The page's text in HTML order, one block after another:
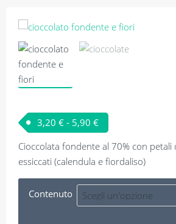
3,20 € - 5,90 €Fascia di prezzo:
Cioccolata fondente al 70% con petali
essiccati (calendula e fiordaliso)
Contenuto